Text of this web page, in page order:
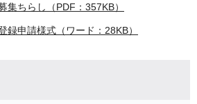
集ちらし（PDF：357KB）
録申請様式（ワード：28KB）